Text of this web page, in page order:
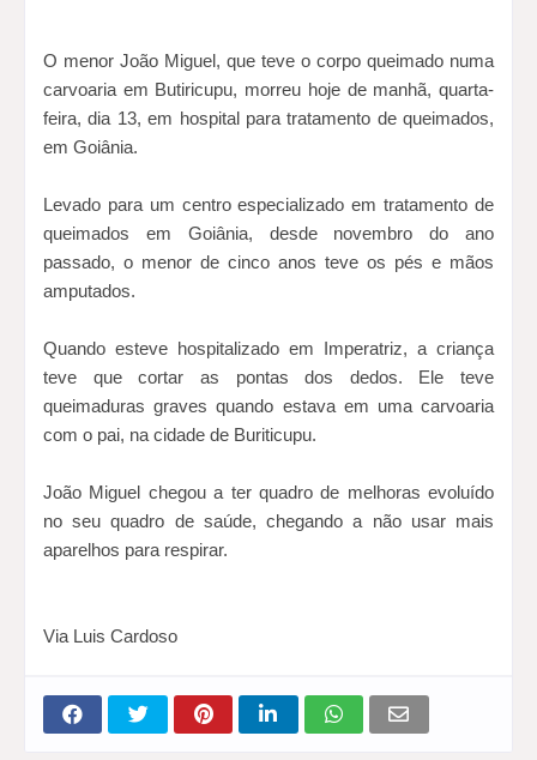
O menor João Miguel, que teve o corpo queimado numa
carvoaria em Butiricupu, morreu hoje de manhã, quarta-
feira, dia 13, em hospital para tratamento de queimados,
em Goiânia.
Levado para um centro especializado em tratamento de
queimados em Goiânia, desde novembro do ano
passado, o menor de cinco anos teve os pés e mãos
amputados.
Quando esteve hospitalizado em Imperatriz, a criança
teve que cortar as pontas dos dedos. Ele teve
queimaduras graves quando estava em uma carvoaria
com o pai, na cidade de Buriticupu.
João Miguel chegou a ter quadro de melhoras evoluído
no seu quadro de saúde, chegando a não usar mais
aparelhos para respirar.
Via Luis Cardoso